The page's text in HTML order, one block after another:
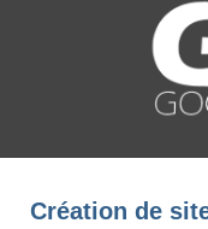
Création de